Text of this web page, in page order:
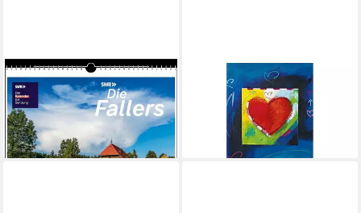
STADLER
Wandkalender Die Fallers
2027
21,45 €
lieferbar - in 2-3 Werktagen bei dir
Wandkalender Mit Herz
ab 10,95 €
lieferbar - in 3-4 Werktagen bei dir